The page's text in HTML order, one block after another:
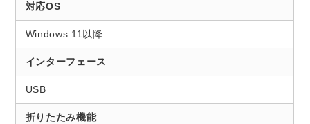
対応OS
Windows 11以降
インターフェース
USB
折りたたみ機能